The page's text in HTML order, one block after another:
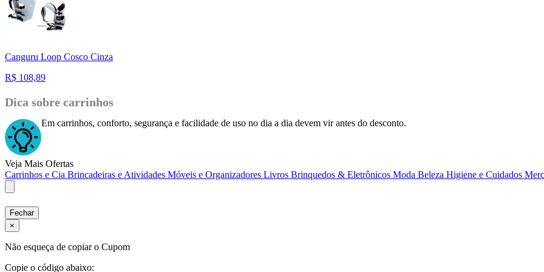
Canguru Loop Cosco Cinza
R$ 108,89
Dica sobre carrinhos
Em carrinhos, conforto, segurança e facilidade de uso no dia a dia devem vir antes do desconto.
Veja Mais Ofertas
Carrinhos e Cia Brincadeiras e Atividades Móveis e Organizadores Livros Brinquedos & Eletrônicos Moda Beleza Higiene e Cuidados
Fechar
×
Não esqueça de copiar o Cupom
Copie o código abaixo: